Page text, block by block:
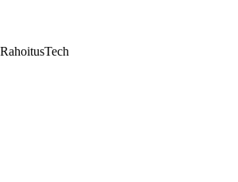
RahoitusTech